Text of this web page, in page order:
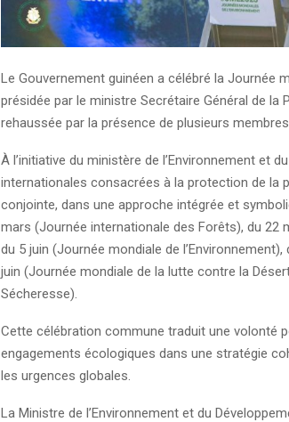
Le Gouvernement guinéen a célébré la Journée
présidée par le ministre Secrétaire Général de la
rehaussée par la présence de plusieurs
À l’initiative du ministère de l’Environnement et
internationales consacrées à la protection de la
conjointe, dans une approche intégrée et
mars (Journée internationale des Forêts), du 22
du 5 juin (Journée mondiale de
juin (Journée mondiale de la lutte contre la
Sécheresse).
Cette célébration commune traduit une volonté
engagements écologiques dans une stratégie
les urgences globales.
La Ministre de l’Environnement et du